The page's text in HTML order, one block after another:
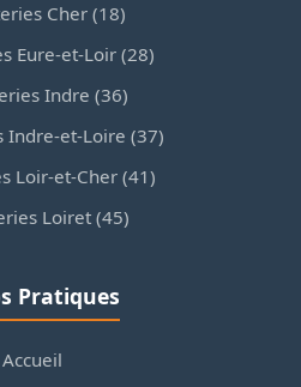
Cher (18)
Eure-et-Loir (28)
Indre (36)
Indre-et-Loire (37)
Loir-et-Cher (41)
Loiret (45)
Pratiques
Accueil